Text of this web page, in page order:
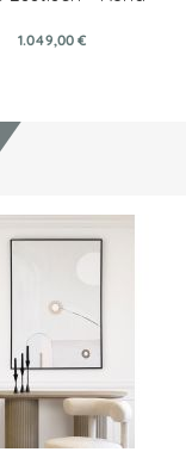
1.049,00 €